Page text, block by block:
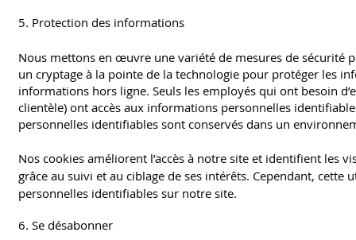
5. Protection des informations
Nous mettons en œuvre une variété de mesures de sécurité
un cryptage à la pointe de la technologie pour protéger les
informations hors ligne. Seuls les employés qui ont besoin
clientèle) ont accès aux informations personnelles
personnelles identifiables sont conservés dans un
Nos cookies améliorent l’accès à notre site et identifient les
grâce au suivi et au ciblage de ses intérêts. Cependant,
personnelles identifiables sur notre site.
6. Se désabonner